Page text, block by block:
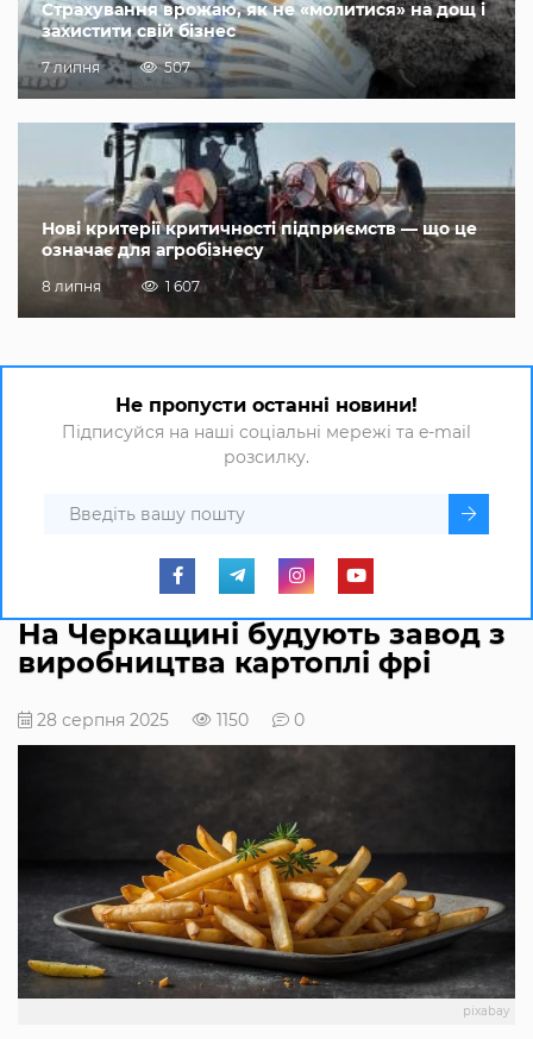
Страхування врожаю, як не «молитися» на дощ і
захистити свій бізнес
7 липня 507
Нові критерії критичності підприємств — що це
означає для агробізнесу
8 липня 1 607
Не пропусти останні новини!
Підписуйся на наші соціальні мережі та e-mail
розсилку.
На Черкащині будують завод з
виробництва картоплі фрі
28 серпня 2025 1150 0
pixabay